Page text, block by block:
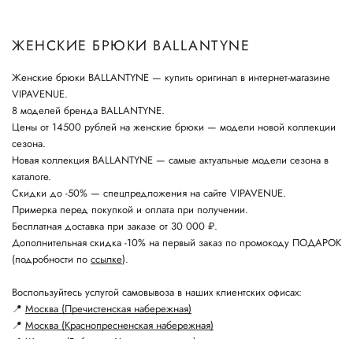
ЖЕНСКИЕ БРЮКИ BALLANTYNE
Женские брюки BALLANTYNE — купить оригинал в интернет-магазине
VIPAVENUE.
8 моделей бренда BALLANTYNE.
Цены от 14500 рублей на женские брюки — модели новой коллекции
сезона.
Новая коллекция BALLANTYNE — самые актуальные модели сезона в
каталоге.
Скидки до -50% — спецпредложения на сайте VIPAVENUE.
Примерка перед покупкой и оплата при получении.
Бесплатная доставка при заказе от 30 000 ₽.
Дополнительная скидка -10% на первый заказ по промокоду ПОДАРОК
(подробности по ссылке).
Воспользуйтесь услугой самовывоза в наших клиентских офисах:
📍 Москва (Пречистенская набережная)
📍 Москва (Краснопресненская набережная)